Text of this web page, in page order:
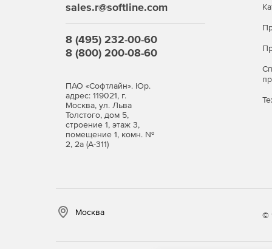
sales.r@softline.com
8 (495) 232-00-60
8 (800) 200-08-60
ПАО «Софтлайн». Юр.
адрес: 119021, г.
Москва, ул. Льва
Толстого, дом 5,
строение 1, этаж 3,
помещение 1, комн. №
2, 2а (А-311)
Москва ©